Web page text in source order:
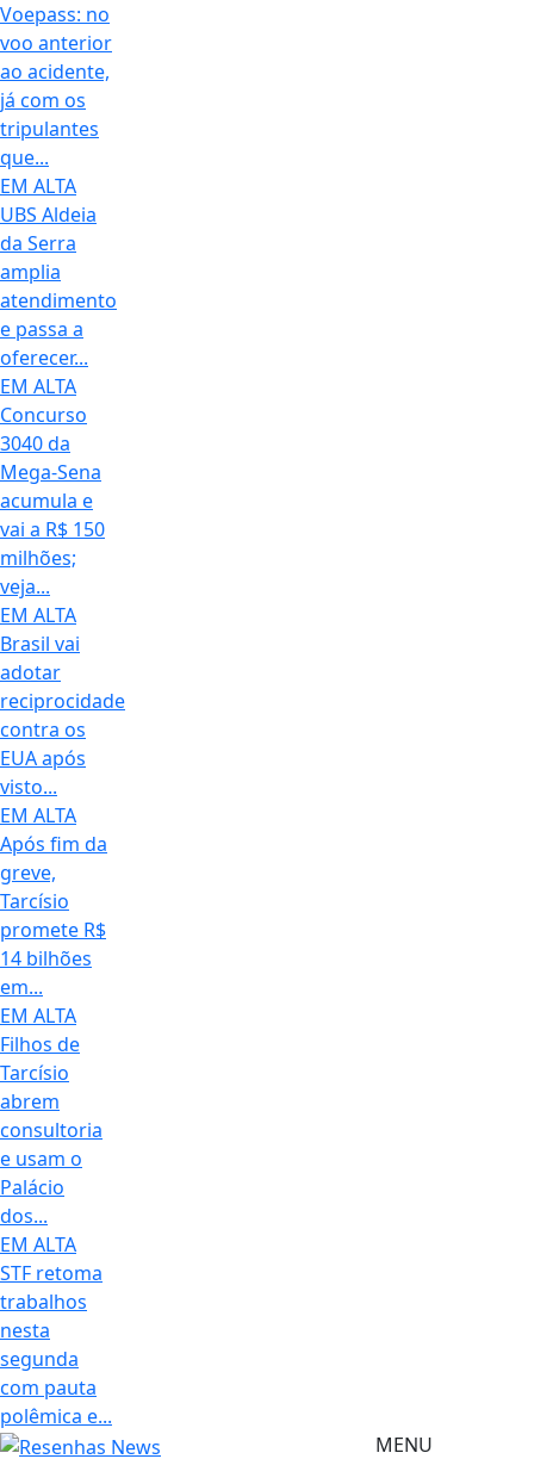
Voepass: no
voo anterior
ao acidente,
já com os
tripulantes
que...
EM ALTA
UBS Aldeia
da Serra
amplia
atendimento
e passa a
oferecer...
EM ALTA
Concurso
3040 da
Mega-Sena
acumula e
vai a R$ 150
milhões;
veja...
EM ALTA
Brasil vai
adotar
reciprocidade
contra os
EUA após
visto...
EM ALTA
Após fim da
greve,
Tarcísio
promete R$
14 bilhões
em...
EM ALTA
Filhos de
Tarcísio
abrem
consultoria
e usam o
Palácio
dos...
EM ALTA
STF retoma
trabalhos
nesta
segunda
com pauta
polêmica e...
MENU